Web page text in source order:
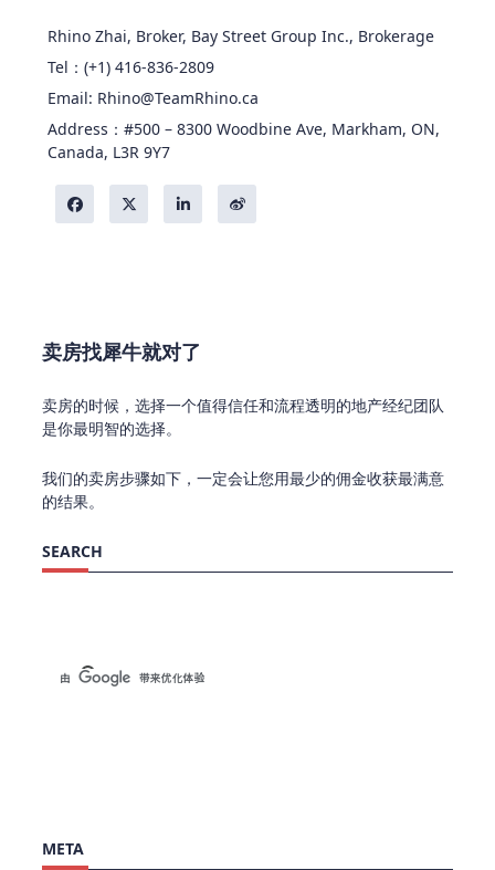
Rhino Zhai, Broker, Bay Street Group Inc., Brokerage
Tel：(+1) 416-836-2809
Email: Rhino@TeamRhino.ca
Address：#500 – 8300 Woodbine Ave, Markham, ON,
Canada, L3R 9Y7
卖房找犀牛就对了
卖房的时候，选择一个值得信任和流程透明的地产经纪团队
是你最明智的选择。
我们的卖房步骤如下，一定会让您用最少的佣金收获最满意
的结果。
SEARCH
META